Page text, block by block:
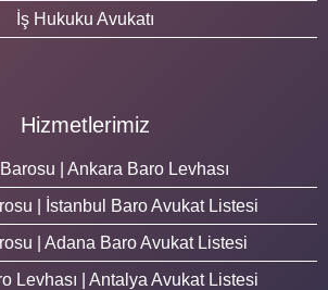
İş Hukuku Avukatı
Hizmetlerimiz
| Ankara Baro Levhası
| İstanbul Baro Avukat Listesi
| Adana Baro Avukat Listesi
Levhası | Antalya Avukat Listesi